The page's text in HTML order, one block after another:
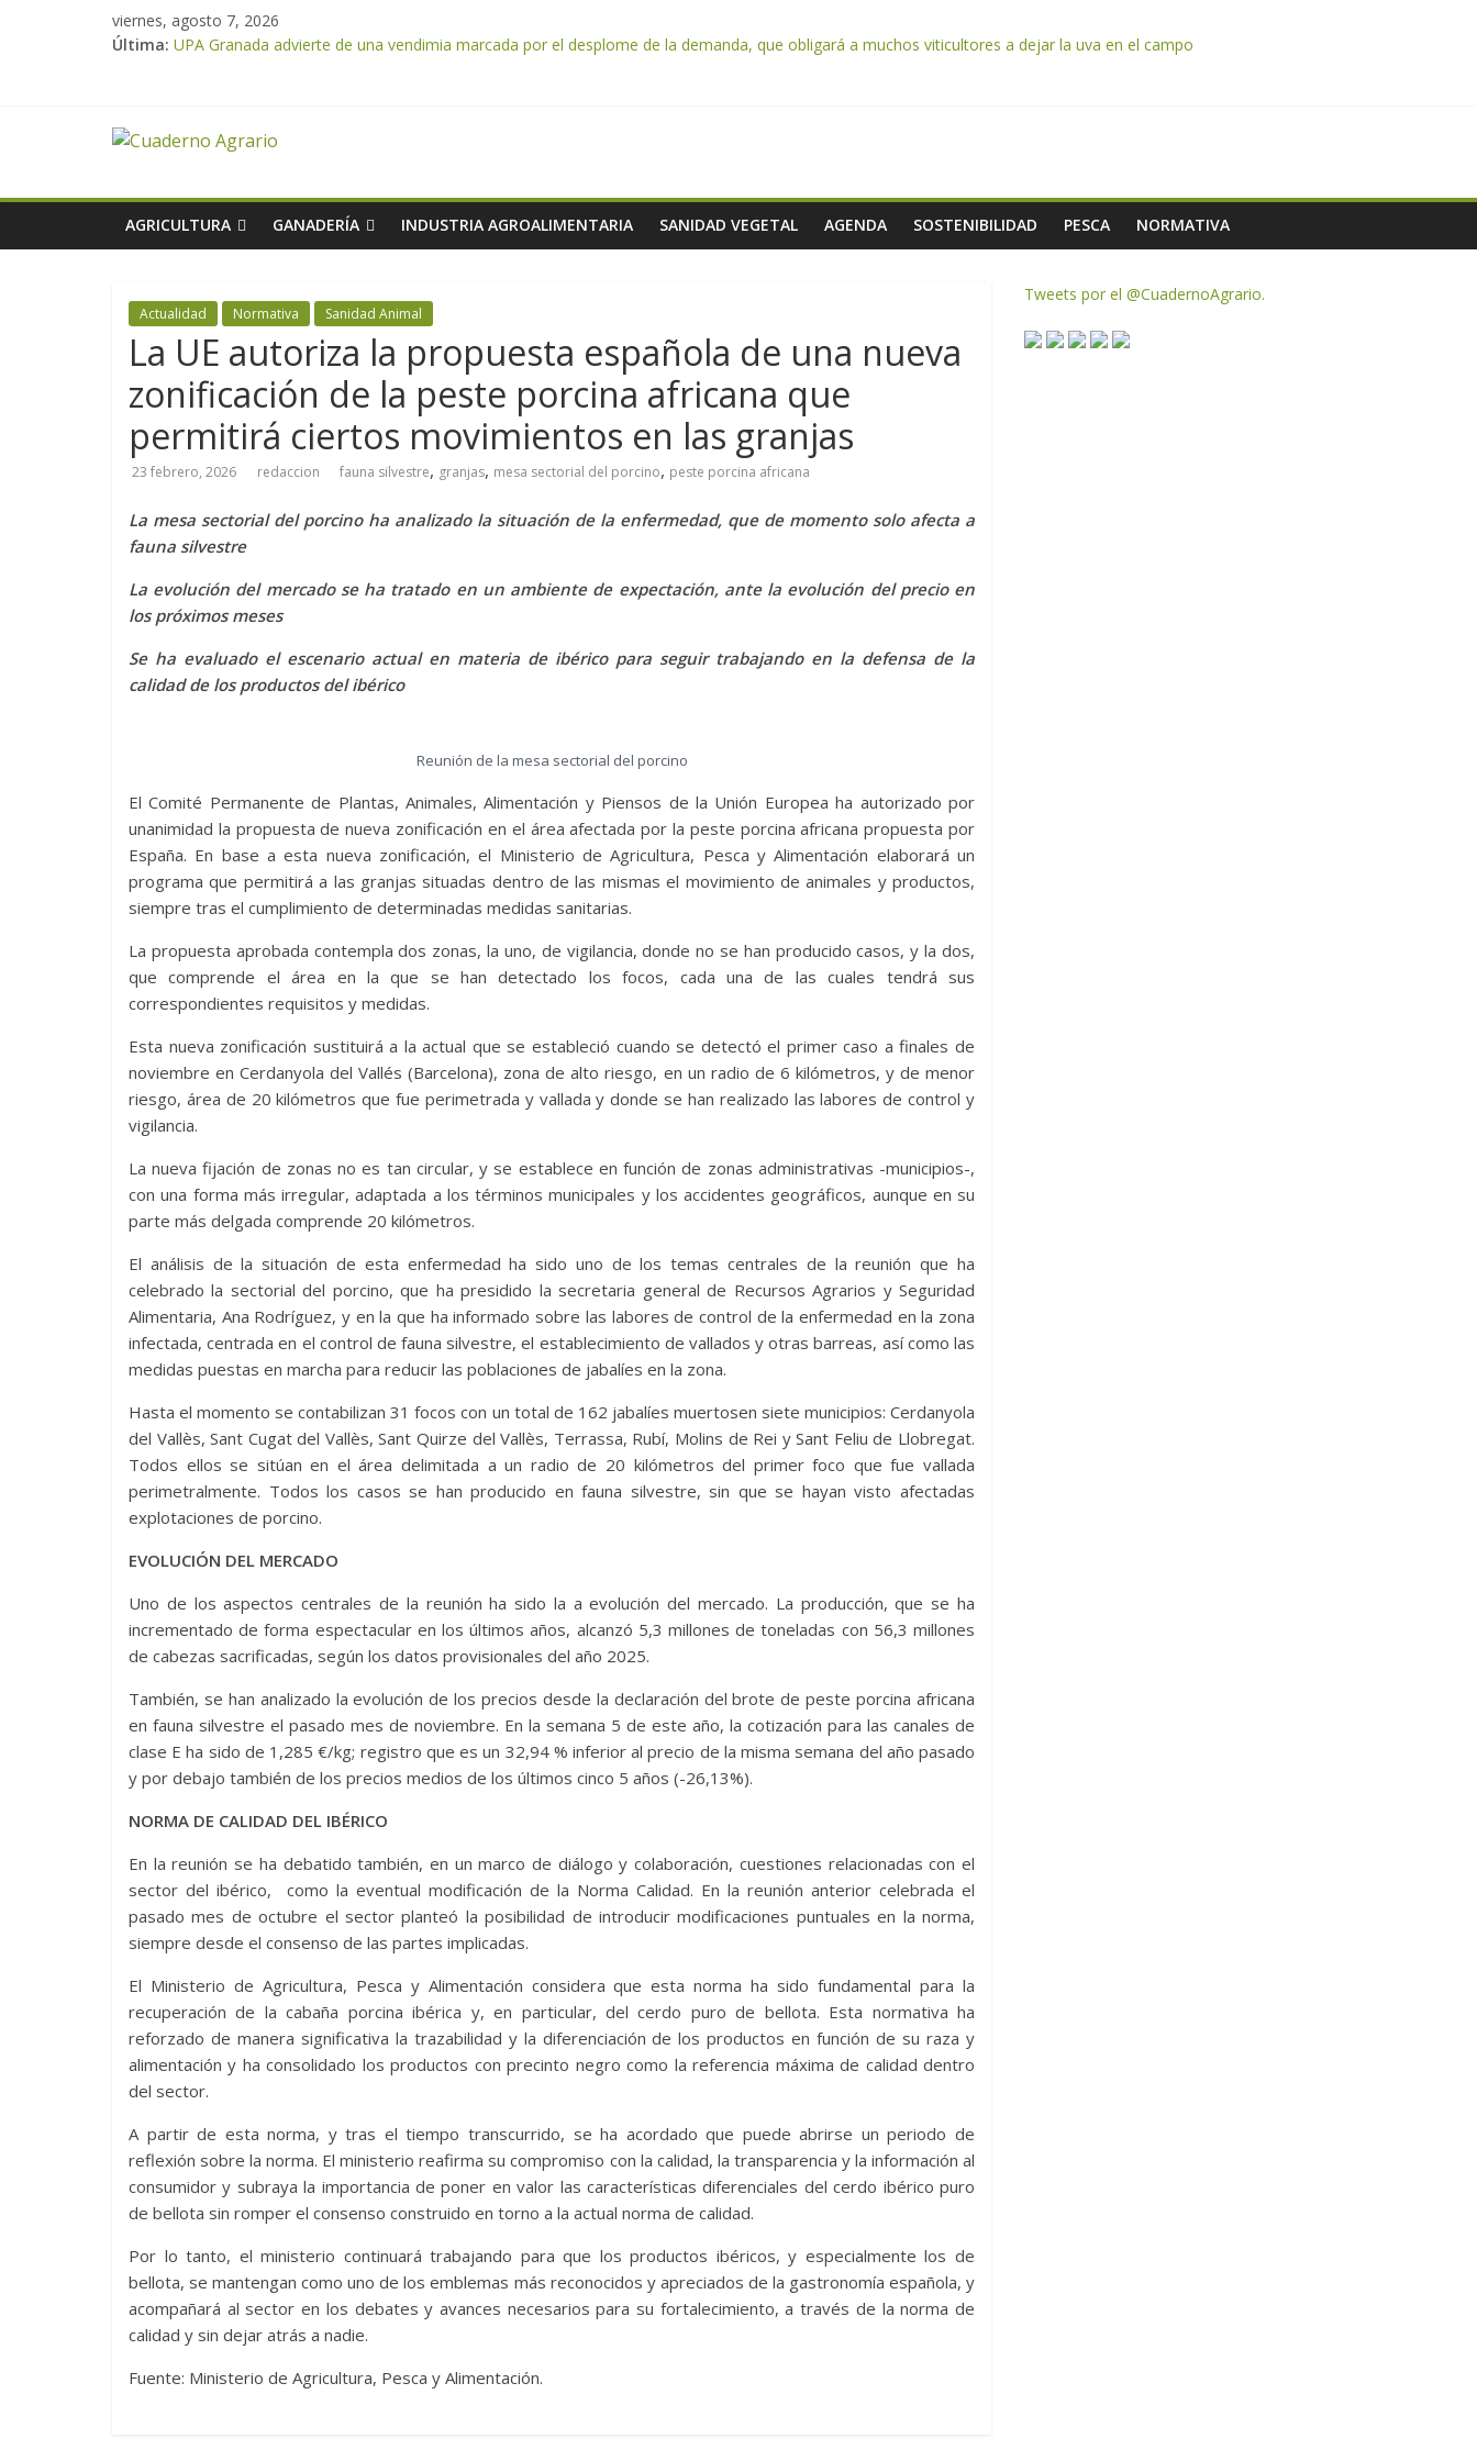
viernes, agosto 7, 2026
Última: UPA Granada advierte de una vendimia marcada por el desplome de la demanda, que obligará a muchos viticultores a dejar la uva en el campo
VÍDEO: Promoción y difusión de los valores de los alimentos de origen cooperativo en escuelas de hostelería
AGRICULTURA GANADERÍA INDUSTRIA AGROALIMENTARIA SANIDAD VEGETAL AGENDA SOSTENIBILIDAD PESCA NORMATIVA
Actualidad Normativa Sanidad Animal
La UE autoriza la propuesta española de una nueva
zonificación de la peste porcina africana que
permitirá ciertos movimientos en las granjas
23 febrero, 2026 redaccion fauna silvestre, granjas, mesa sectorial del porcino, peste porcina africana
La mesa sectorial del porcino ha analizado la situación de la enfermedad, que de momento solo afecta a
fauna silvestre
La evolución del mercado se ha tratado en un ambiente de expectación, ante la evolución del precio en
los próximos meses
Se ha evaluado el escenario actual en materia de ibérico para seguir trabajando en la defensa de la
calidad de los productos del ibérico
Reunión de la mesa sectorial del porcino
El Comité Permanente de Plantas, Animales, Alimentación y Piensos de la Unión Europea ha autorizado por
unanimidad la propuesta de nueva zonificación en el área afectada por la peste porcina africana propuesta por
España. En base a esta nueva zonificación, el Ministerio de Agricultura, Pesca y Alimentación elaborará un
programa que permitirá a las granjas situadas dentro de las mismas el movimiento de animales y productos,
siempre tras el cumplimiento de determinadas medidas sanitarias.
La propuesta aprobada contempla dos zonas, la uno, de vigilancia, donde no se han producido casos, y la dos,
que comprende el área en la que se han detectado los focos, cada una de las cuales tendrá sus
correspondientes requisitos y medidas.
Esta nueva zonificación sustituirá a la actual que se estableció cuando se detectó el primer caso a finales de
noviembre en Cerdanyola del Vallés (Barcelona), zona de alto riesgo, en un radio de 6 kilómetros, y de menor
riesgo, área de 20 kilómetros que fue perimetrada y vallada y donde se han realizado las labores de control y
vigilancia.
La nueva fijación de zonas no es tan circular, y se establece en función de zonas administrativas -municipios-,
con una forma más irregular, adaptada a los términos municipales y los accidentes geográficos, aunque en su
parte más delgada comprende 20 kilómetros.
El análisis de la situación de esta enfermedad ha sido uno de los temas centrales de la reunión que ha
celebrado la sectorial del porcino, que ha presidido la secretaria general de Recursos Agrarios y Seguridad
Alimentaria, Ana Rodríguez, y en la que ha informado sobre las labores de control de la enfermedad en la zona
infectada, centrada en el control de fauna silvestre, el establecimiento de vallados y otras barreas, así como las
medidas puestas en marcha para reducir las poblaciones de jabalíes en la zona.
Hasta el momento se contabilizan 31 focos con un total de 162 jabalíes muertosen siete municipios: Cerdanyola
del Vallès, Sant Cugat del Vallès, Sant Quirze del Vallès, Terrassa, Rubí, Molins de Rei y Sant Feliu de Llobregat.
Todos ellos se sitúan en el área delimitada a un radio de 20 kilómetros del primer foco que fue vallada
perimetralmente. Todos los casos se han producido en fauna silvestre, sin que se hayan visto afectadas
explotaciones de porcino.
EVOLUCIÓN DEL MERCADO
Uno de los aspectos centrales de la reunión ha sido la a evolución del mercado. La producción, que se ha
incrementado de forma espectacular en los últimos años, alcanzó 5,3 millones de toneladas con 56,3 millones
de cabezas sacrificadas, según los datos provisionales del año 2025.
También, se han analizado la evolución de los precios desde la declaración del brote de peste porcina africana
en fauna silvestre el pasado mes de noviembre. En la semana 5 de este año, la cotización para las canales de
clase E ha sido de 1,285 €/kg; registro que es un 32,94 % inferior al precio de la misma semana del año pasado
y por debajo también de los precios medios de los últimos cinco 5 años (-26,13%).
NORMA DE CALIDAD DEL IBÉRICO
En la reunión se ha debatido también, en un marco de diálogo y colaboración, cuestiones relacionadas con el
sector del ibérico, como la eventual modificación de la Norma Calidad. En la reunión anterior celebrada el
pasado mes de octubre el sector planteó la posibilidad de introducir modificaciones puntuales en la norma,
siempre desde el consenso de las partes implicadas.
El Ministerio de Agricultura, Pesca y Alimentación considera que esta norma ha sido fundamental para la
recuperación de la cabaña porcina ibérica y, en particular, del cerdo puro de bellota. Esta normativa ha
reforzado de manera significativa la trazabilidad y la diferenciación de los productos en función de su raza y
alimentación y ha consolidado los productos con precinto negro como la referencia máxima de calidad dentro
del sector.
A partir de esta norma, y tras el tiempo transcurrido, se ha acordado que puede abrirse un periodo de
reflexión sobre la norma. El ministerio reafirma su compromiso con la calidad, la transparencia y la información al
consumidor y subraya la importancia de poner en valor las características diferenciales del cerdo ibérico puro
de bellota sin romper el consenso construido en torno a la actual norma de calidad.
Por lo tanto, el ministerio continuará trabajando para que los productos ibéricos, y especialmente los de
bellota, se mantengan como uno de los emblemas más reconocidos y apreciados de la gastronomía española, y
acompañará al sector en los debates y avances necesarios para su fortalecimiento, a través de la norma de
calidad y sin dejar atrás a nadie.
Fuente: Ministerio de Agricultura, Pesca y Alimentación.
Tweets por el @CuadernoAgrario.